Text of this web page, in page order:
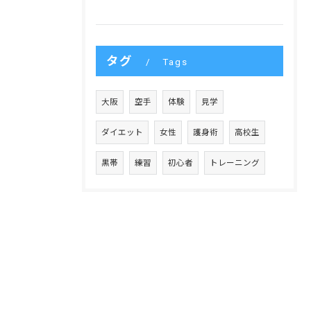
タグ Tags
大阪 空手 体験 見学
ダイエット 女性 護身術 高校生
黒帯 練習 初心者 トレーニング